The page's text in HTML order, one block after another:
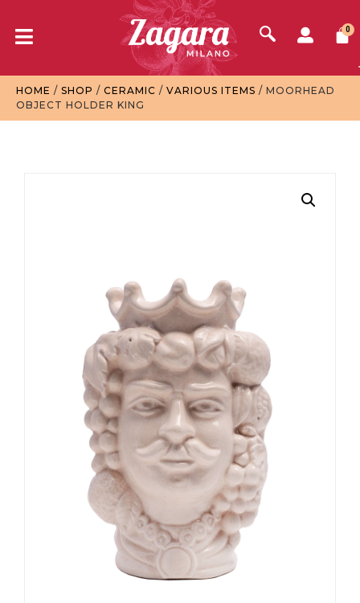
0
HOME / SHOP / CERAMIC / VARIOUS ITEMS / MOORHEAD
OBJECT HOLDER KING